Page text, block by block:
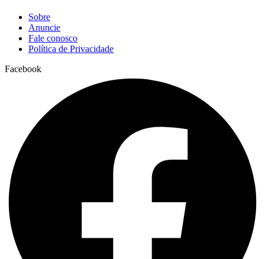
Sobre
Anuncie
Fale conosco
Política de Privacidade
Facebook